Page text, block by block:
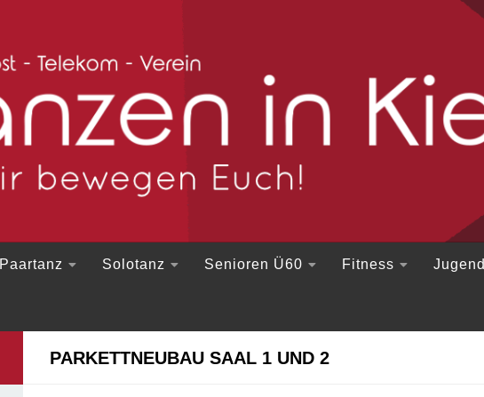
Paartanz Solotanz Senioren Ü60 Fitness Jugend
PARKETTNEUBAU SAAL 1 UND 2